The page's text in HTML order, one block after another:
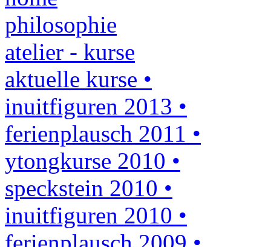
philosophie
atelier - kurse
aktuelle kurse •
inuitfiguren 2013 •
ferienplausch 2011 •
ytongkurse 2010 •
speckstein 2010 •
inuitfiguren 2010 •